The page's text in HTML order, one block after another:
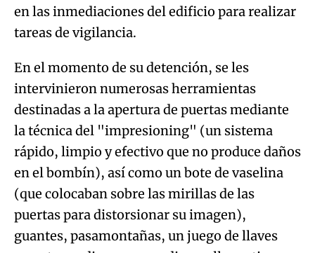
en las inmediaciones del edificio para realizar
tareas de vigilancia.
En el momento de su detención, se les
intervinieron numerosas herramientas
destinadas a la apertura de puertas mediante
la técnica del "impresioning" (un sistema
rápido, limpio y efectivo que no produce daños
en el bombín), así como un bote de vaselina
(que colocaban sobre las mirillas de las
puertas para distorsionar su imagen),
guantes, pasamontañas, un juego de llaves